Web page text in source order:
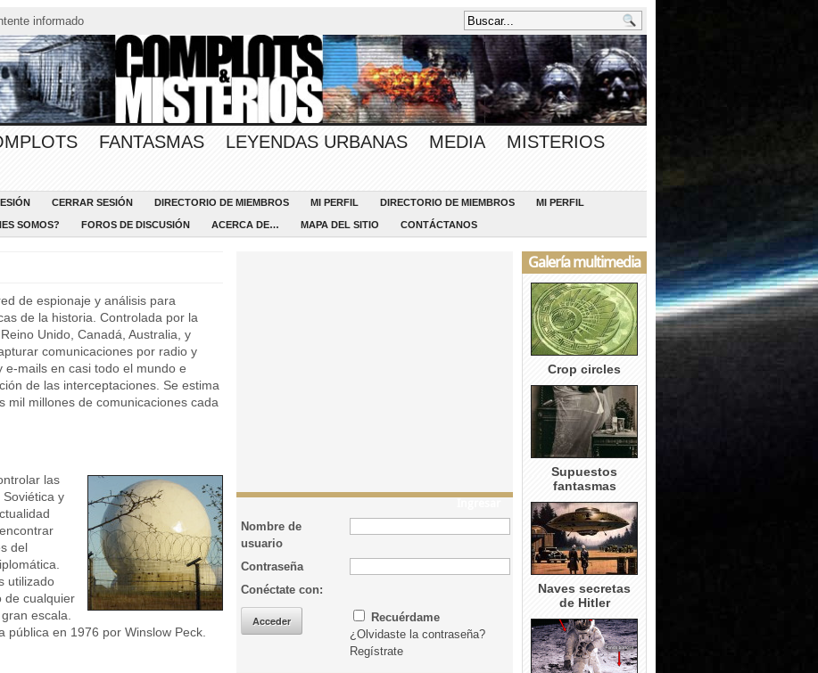
informado
FANTASMAS LEYENDAS URBANAS MEDIA
MISTERIOS
CERRAR SESIÓN DIRECTORIO DE MIEMBROS MI PERFIL DIRECTORIO DE MIEMBROS MI PERFIL
SOMOS? FOROS DE DISCUSIÓN ACERCA DE… MAPA DEL SITIO CONTÁCTANOS
de espionaje y análisis para
de la historia. Controlada por la
Unido, Canadá, Australia, y
comunicaciones por radio y
mails en casi todo el mundo e
de las interceptaciones. Se estima
mil millones de comunicaciones cada
las
y
del
utilizado
de cualquier
escala.
pública en 1976 por Winslow Peck.
Nombre de
usuario
Contraseña
Conéctate con:
Recuérdame
¿Olvidaste la contraseña?
Regístrate
Galería multimedia
Crop circles
Supuestos
fantasmas
Naves secretas
de Hitler